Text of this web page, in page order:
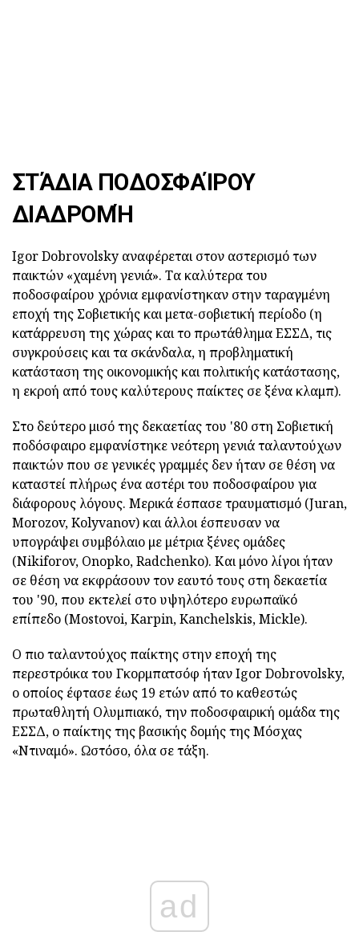
ΣΤΆΔΙΑ ΠΟΔΟΣΦΑΊΡΟΥ
ΔΙΑΔΡΟΜΉ
Igor Dobrovolsky αναφέρεται στον αστερισμό των
παικτών «χαμένη γενιά». Τα καλύτερα του
ποδοσφαίρου χρόνια εμφανίστηκαν στην ταραγμένη
εποχή της Σοβιετικής και μετα-σοβιετική περίοδο (η
κατάρρευση της χώρας και το πρωτάθλημα ΕΣΣΔ, τις
συγκρούσεις και τα σκάνδαλα, η προβληματική
κατάσταση της οικονομικής και πολιτικής κατάστασης,
η εκροή από τους καλύτερους παίκτες σε ξένα κλαμπ).
Στο δεύτερο μισό της δεκαετίας του '80 στη Σοβιετική
ποδόσφαιρο εμφανίστηκε νεότερη γενιά ταλαντούχων
παικτών που σε γενικές γραμμές δεν ήταν σε θέση να
καταστεί πλήρως ένα αστέρι του ποδοσφαίρου για
διάφορους λόγους. Μερικά έσπασε τραυματισμό (Juran,
Morozov, Kolyvanov) και άλλοι έσπευσαν να
υπογράψει συμβόλαιο με μέτρια ξένες ομάδες
(Nikiforov, Onopko, Radchenko). Και μόνο λίγοι ήταν
σε θέση να εκφράσουν τον εαυτό τους στη δεκαετία
του '90, που εκτελεί στο υψηλότερο ευρωπαϊκό
επίπεδο (Mostovoi, Karpin, Kanchelskis, Mickle).
Ο πιο ταλαντούχος παίκτης στην εποχή της
περεστρόικα του Γκορμπατσόφ ήταν Igor Dobrovolsky,
ο οποίος έφτασε έως 19 ετών από το καθεστώς
πρωταθλητή Ολυμπιακό, την ποδοσφαιρική ομάδα της
ΕΣΣΔ, ο παίκτης της βασικής δομής της Μόσχας
«Ντιναμό». Ωστόσο, όλα σε τάξη.
ad